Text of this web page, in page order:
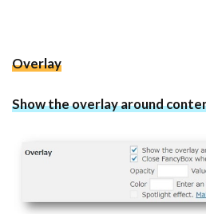
Overlay
Show the overlay around